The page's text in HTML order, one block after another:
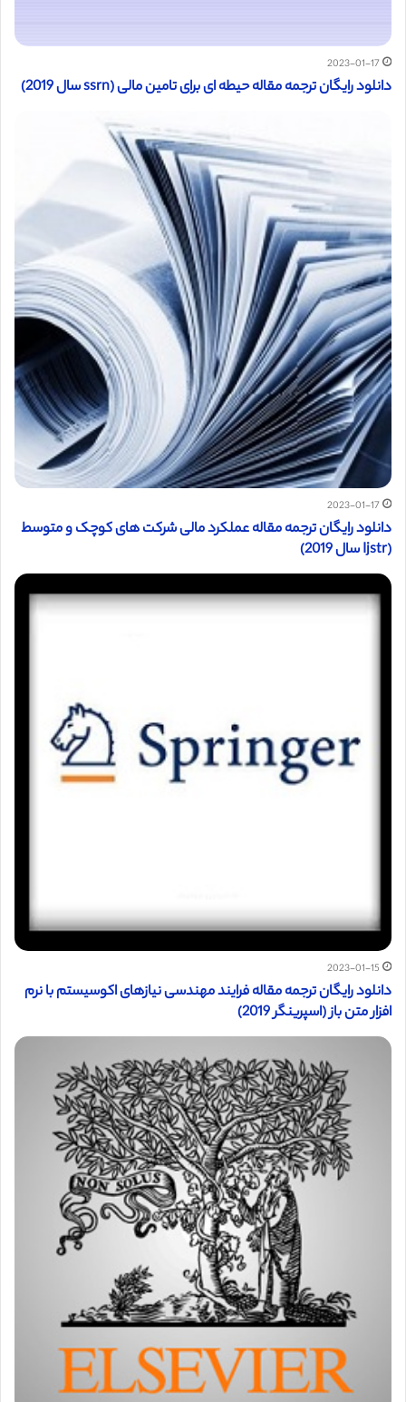
2023-01-17
دانلود رایگان ترجمه مقاله حیطه ای برای تامین مالی (ssrn سال 2019)
2023-01-17
دانلود رایگان ترجمه مقاله عملکرد مالی شرکت های کوچک و متوسط
(Ijstr سال 2019)
2023-01-15
دانلود رایگان ترجمه مقاله فرایند مهندسی نیازهای اکوسیستم با نرم
افزار متن باز (اسپرینگر 2019)